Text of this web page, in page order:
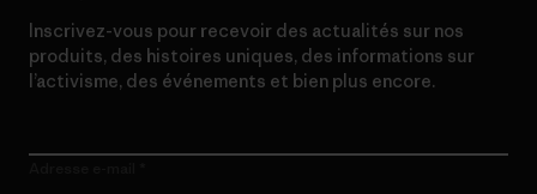
Inscrivez-vous pour recevoir des actualités sur nos
produits, des histoires uniques, des informations sur
l’activisme, des événements et bien plus encore.